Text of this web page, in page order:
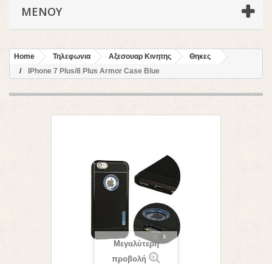
ΜΕΝΟΎ
Home Τηλεφωνια Αξεσουαρ Κινητης
Θηκες
IPhone 7 Plus/8 Plus Armor Case Blue
Μεγαλύτερη
προβολή